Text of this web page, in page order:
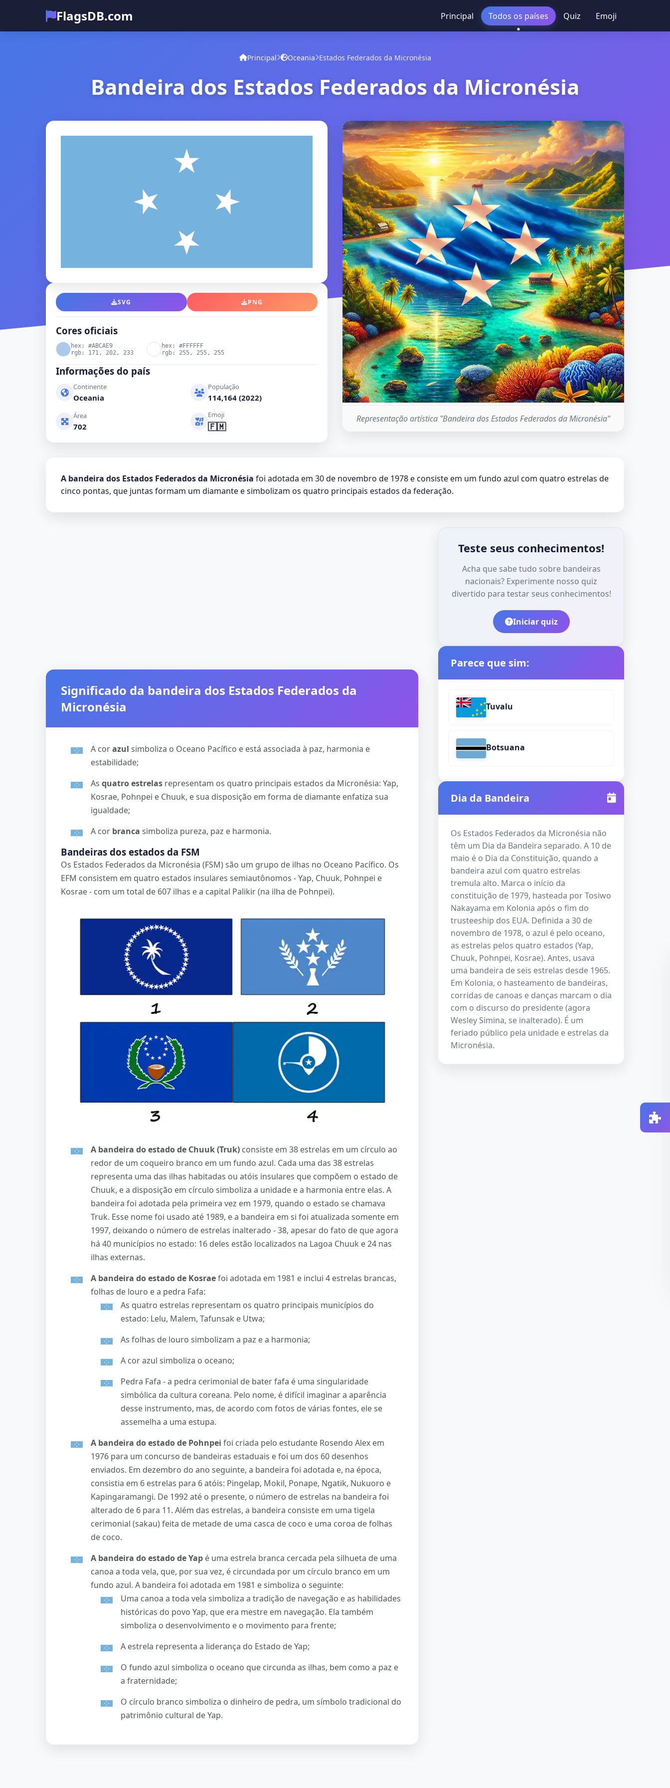
FlagsDB.com Principal Todos os países Quiz Emoji
Principal Oceania Estados Federados da Micronésia
Bandeira dos Estados Federados da Micronésia
SVG PNG
Cores oficiais
hex: #ABCAE9
rgb: 171, 202, 233
hex: #FFFFFF
rgb: 255, 255, 255
Informações do país
Continente
Oceania
População
114,164 (2022)
Área
702
Emoji
🇫🇲
Representação artística "Bandeira dos Estados Federados da Micronésia"
A bandeira dos Estados Federados da Micronésia foi adotada em 30 de novembro de 1978 e consiste em um fundo azul com quatro estrelas de
cinco pontas, que juntas formam um diamante e simbolizam os quatro principais estados da federação.
Significado da bandeira dos Estados Federados da
Micronésia
A corazul simboliza o Oceano Pacífico e está associada à paz, harmonia e
estabilidade;
As quatro estrelas representam os quatro principais estados da Micronésia: Yap,
Kosrae, Pohnpei e Chuuk, e sua disposição em forma de diamante enfatiza sua
igualdade;
A cor branca simboliza pureza, paz e harmonia.
Bandeiras dos estados da FSM
Os Estados Federados da Micronésia (FSM) são um grupo de ilhas no Oceano Pacífico. Os
EFM consistem em quatro estados insulares semiautônomos - Yap, Chuuk, Pohnpei e
Kosrae - com um total de 607 ilhas e a capital Palikir (na ilha de Pohnpei).
A bandeira do estado de Chuuk (Truk) consiste em 38 estrelas em um círculo ao
redor de um coqueiro branco em um fundo azul. Cada uma das 38 estrelas
representa uma das ilhas habitadas ou atóis insulares que compõem o estado de
Chuuk, e a disposição em círculo simboliza a unidade e a harmonia entre elas. A
bandeira foi adotada pela primeira vez em 1979, quando o estado se chamava
Truk. Esse nome foi usado até 1989, e a bandeira em si foi atualizada somente em
1997, deixando o número de estrelas inalterado - 38, apesar do fato de que agora
há 40 municípios no estado: 16 deles estão localizados na Lagoa Chuuk e 24 nas
ilhas externas.
A bandeira do estado de Kosraefoi adotada em 1981 e inclui 4 estrelas brancas,
folhas de louro e a pedra Fafa:
As quatro estrelas representam os quatro principais municípios do
estado: Lelu, Malem, Tafunsak e Utwa;
As folhas de louro simbolizam a paz e a harmonia;
A cor azul simboliza o oceano;
Pedra Fafa - a pedra cerimonial de bater fafa é uma singularidade
simbólica da cultura coreana. Pelo nome, é difícil imaginar a aparência
desse instrumento, mas, de acordo com fotos de várias fontes, ele se
assemelha a uma estupa.
A bandeira do estado de Pohnpei foi criada pelo estudante Rosendo Alex em
1976 para um concurso de bandeiras estaduais e foi um dos 60 desenhos
enviados. Em dezembro do ano seguinte, a bandeira foi adotada e, na época,
consistia em 6 estrelas para 6 atóis: Pingelap, Mokil, Ponape, Ngatik, Nukuoro e
Kapingaramangi. De 1992 até o presente, o número de estrelas na bandeira foi
alterado de 6 para 11. Além das estrelas, a bandeira consiste em uma tigela
cerimonial (sakau) feita de metade de uma casca de coco e uma coroa de folhas
de coco.
A bandeira do estado de Yap é uma estrela branca cercada pela silhueta de uma
canoa a toda vela, que, por sua vez, é circundada por um círculo branco em um
fundo azul. A bandeira foi adotada em 1981 e simboliza o seguinte:
Uma canoa a toda vela simboliza a tradição de navegação e as habilidades
históricas do povo Yap, que era mestre em navegação. Ela também
simboliza o desenvolvimento e o movimento para frente;
A estrela representa a liderança do Estado de Yap;
O fundo azul simboliza o oceano que circunda as ilhas, bem como a paz e
a fraternidade;
O círculo branco simboliza o dinheiro de pedra, um símbolo tradicional do
patrimônio cultural de Yap.
Teste seus conhecimentos!
Acha que sabe tudo sobre bandeiras
nacionais? Experimente nosso quiz
divertido para testar seus conhecimentos!
Iniciar quiz
Parece que sim:
Tuvalu
Botsuana
Dia da Bandeira
Os Estados Federados da Micronésia não
têm um Dia da Bandeira separado. A 10 de
maio é o Dia da Constituição, quando a
bandeira azul com quatro estrelas
tremula alto. Marca o início da
constituição de 1979, hasteada por Tosiwo
Nakayama em Kolonia após o fim do
trusteeship dos EUA. Definida a 30 de
novembro de 1978, o azul é pelo oceano,
as estrelas pelos quatro estados (Yap,
Chuuk, Pohnpei, Kosrae). Antes, usava
uma bandeira de seis estrelas desde 1965.
Em Kolonia, o hasteamento de bandeiras,
corridas de canoas e danças marcam o dia
com o discurso do presidente (agora
Wesley Simina, se inalterado). É um
feriado público pela unidade e estrelas da
Micronésia.